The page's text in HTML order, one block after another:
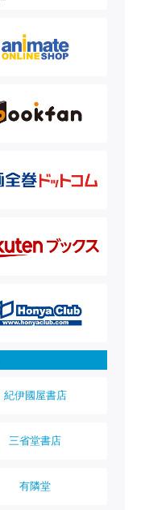
紀伊國屋書店
三省堂書店
有隣堂